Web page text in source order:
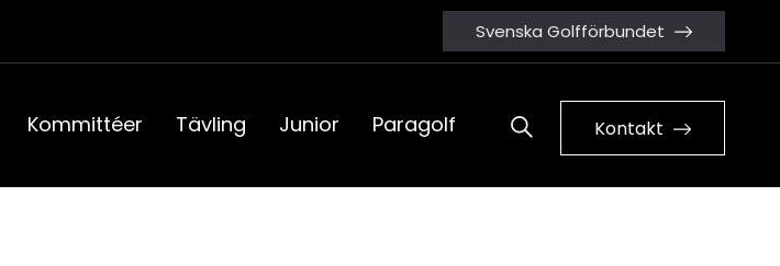
Svenska Golfförbundet
Kommittéer Tävling Junior Paragolf Kontakt